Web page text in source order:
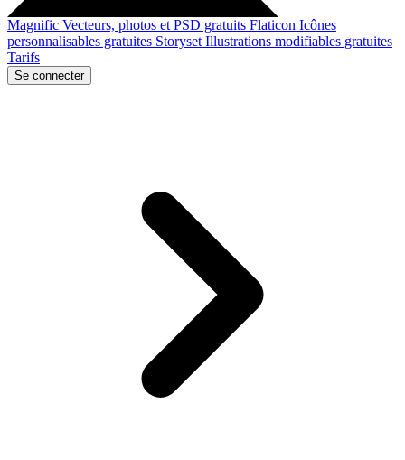
Magnific Vecteurs, photos et PSD gratuits Flaticon Icônes
personnalisables gratuites Storyset Illustrations modifiables gratuites
Tarifs
Se connecter